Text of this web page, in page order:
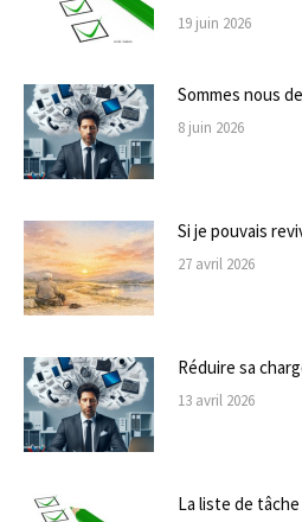
19 juin 2026
Sommes nous
8 juin 2026
Si je pouvais
27 avril 2026
Réduire sa
13 avril 2026
La liste de